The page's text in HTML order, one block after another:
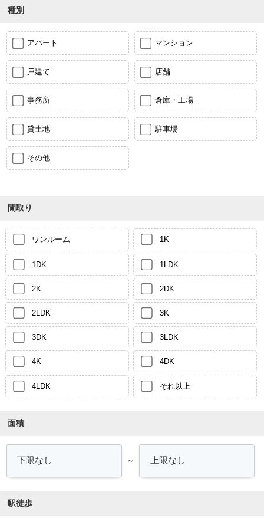
種別
アパート マンション
戸建て 店舗
事務所 倉庫・工場
貸土地 駐車場
その他
間取り
ワンルーム 1K
1DK 1LDK
2K 2DK
2LDK 3K
3DK 3LDK
4K 4DK
4LDK それ以上
面積
～
駅徒歩